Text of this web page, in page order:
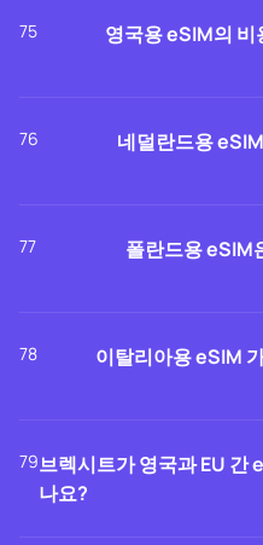
75 영국용 eSIM의
76 네덜란드용
77 폴란드용 eSIM
78 이탈리아용 eSIM
79브렉시트가 영국과 EU 간
나요?